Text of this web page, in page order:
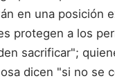
en una posición
protegen a los
sacrificar";
dicen "si no se